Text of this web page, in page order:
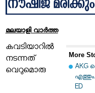
മലയാളി വാര്‍ത്ത
More
AKG
ED
കവടിയാറിൽ
നടന്നത്
വെറുമൊരു